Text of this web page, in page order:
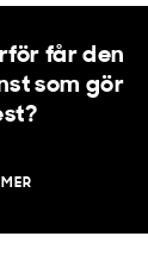
får den
som gör